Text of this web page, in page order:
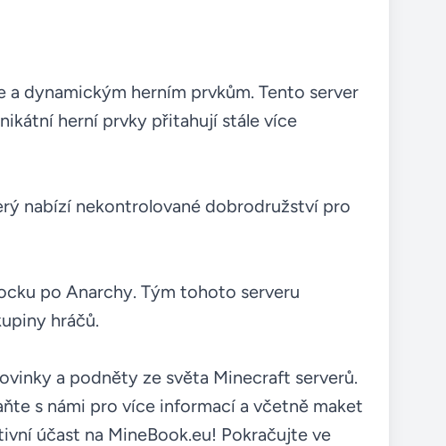
dynamickým herním prvkům. Tento server
herní prvky přitahují stále více
nabízí nekontrolované dobrodružství pro
po Anarchy. Tým tohoto serveru
hráčů.
a podněty ze světa Minecraft serverů.
s námi pro více informací a včetně maket
účast na MineBook.eu! Pokračujte ve